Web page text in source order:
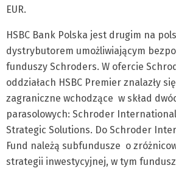
EUR.
HSBC Bank Polska jest drugim na
dystrybutorem umożliwiającym
funduszy Schroders. W ofercie
oddziałach HSBC Premier znalazły
zagraniczne wchodzące w skład
parasolowych: Schroder
Strategic Solutions. Do Schroder
Fund należą subfundusze o
strategii inwestycyjnej, w tym